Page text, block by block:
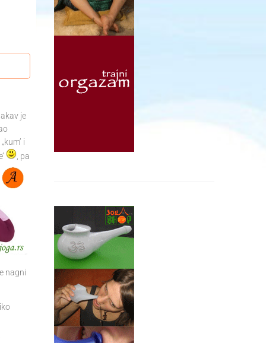
je
i
, pa
nagni